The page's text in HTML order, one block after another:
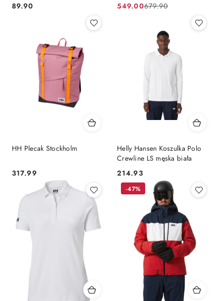
Cena:
89.90
Cena
549.00
Cena
679.90
HH Plecak Stockholm
Cena:
317.99
Helly Hansen Koszulka Polo
Crewline LS męska biała
Cena:
214.93
-47%